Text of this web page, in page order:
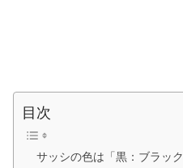
目次
サッシの色は「黒：ブラッ